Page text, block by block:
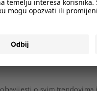
o svim trendovima i